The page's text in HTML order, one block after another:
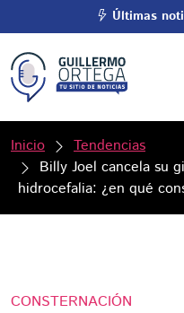
Últimas
Inicio
Tendencias
Billy Joel cancela su
hidrocefalia: ¿en qué
CONSTERNACIÓN